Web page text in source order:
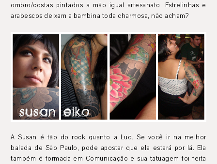
ombro/costas pintados a mão igual artesanato. Estrelinhas e
arabescos deixam a bambina toda charmosa, não acham?
A Susan é tão do rock quanto a Lud. Se você ir na melhor
balada de São Paulo, pode apostar que ela estará por lá. Ela
também é formada em Comunicação e sua tatuagem foi feita